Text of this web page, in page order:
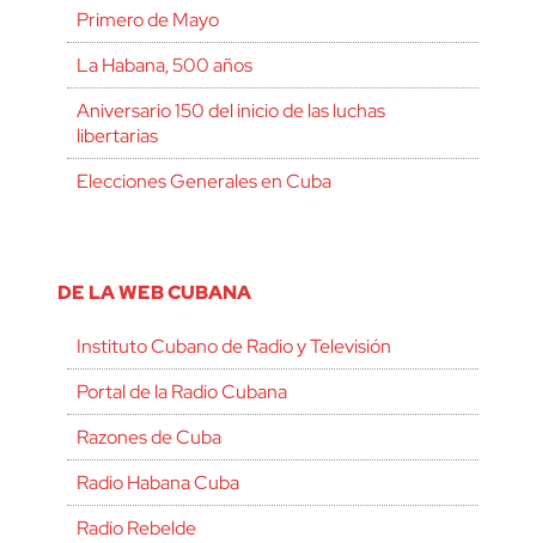
Primero de Mayo
La Habana, 500 años
Aniversario 150 del inicio de las luchas
libertarias
Elecciones Generales en Cuba
DE LA WEB CUBANA
Instituto Cubano de Radio y Televisión
Portal de la Radio Cubana
Razones de Cuba
Radio Habana Cuba
Radio Rebelde